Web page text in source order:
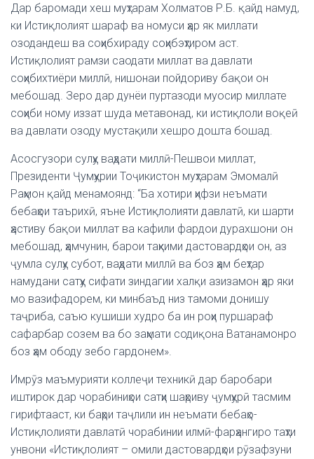
Дар баромади хеш муҳтарам Холматов Р.Б. қайд намуд,
ки Истиқлолият шараф ва номуси ҳар як миллати
озодандеш ва соҳибхираду соҳибэҳтиром аст.
Истиқлолият рамзи саодати миллат ва давлати
соҳибихтиёри миллӣ, нишонаи пойдориву бақои он
мебошад. Зеро дар дунёи пуртазоди муосир миллате
соҳиби ному иззат шуда метавонад, ки истиқлоли воқеӣ
ва давлати озоду мустақили хешро дошта бошад.
Асосгузори сулҳу ваҳдати миллӣ-Пешвои миллат,
Президенти Ҷумҳурии Тоҷикистон муҳтарам Эмомалӣ
Раҳмон қайд менамоянд: “Ба хотири ҳифзи неъмати
бебаҳои таърихӣ, яъне Истиқлолияти давлатӣ, ки шарти
ҳастиву бақои миллат ва кафили фардои дурахшони он
мебошад, ҳамчунин, барои таҳкими дастовардҳои он, аз
ҷумла сулҳу субот, ваҳдати миллӣ ва боз ҳам беҳтар
намудани сатҳу сифати зиндагии халқи азизамон ҳар яки
мо вазифадорем, ки минбаъд низ тамоми донишу
таҷриба, саъю кушиши худро ба ин роҳи пуршараф
сафарбар созем ва бо заҳмати содиқона Ватанамонро
боз ҳам ободу зебо гардонем».
Имрӯз маъмурияти коллеҷи техникӣ дар баробари
иштирок дар чорабиниҳои сатҳи шаҳриву ҷумҳурӣ тасмим
гирифтааст, ки баҳри таҷлили ин неъмати бебаҳо-
Истиқлолияти давлатӣ чорабинии илмӣ-фарҳангиро таҳти
унвони «Истиқлолият – омили дастовардҳои рӯзафзуни